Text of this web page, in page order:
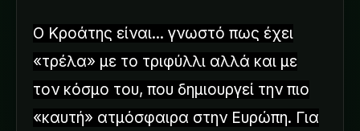
Ο Κροάτης είναι... γνωστό πως έχει
«τρέλα» με το τριφύλλι αλλά και με
τον κόσμο του, που δημιουργεί την πιο
«καυτή» ατμόσφαιρα στην Ευρώπη. Για